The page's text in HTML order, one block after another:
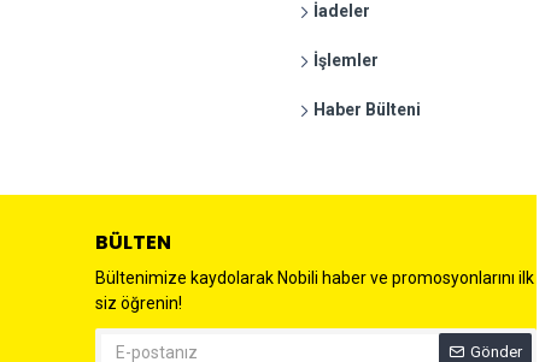
İadeler
İşlemler
Haber Bülteni
BÜLTEN
Bültenimize kaydolarak Nobili haber ve promosyonlarını ilk
siz öğrenin!
Gönder